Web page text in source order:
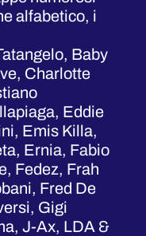
alfabetico, i
Baby
Charlotte
Eddie
Emis Killa,
Ernia, Fabio
Fedez, Frah
Fred De
Gigi
J-Ax, LDA &